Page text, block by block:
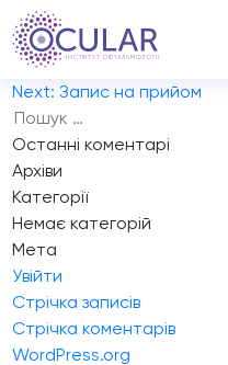
Запис на прийом
Смогу ответить, после
Навігація
записів
Previous: Запис на прийом
Next: Запис на прийом
Пошук:
Останні коментарі
Архіви
Категорії
Немає категорій
Мета
Увійти
Стрічка записів
Стрічка коментарів
WordPress.org